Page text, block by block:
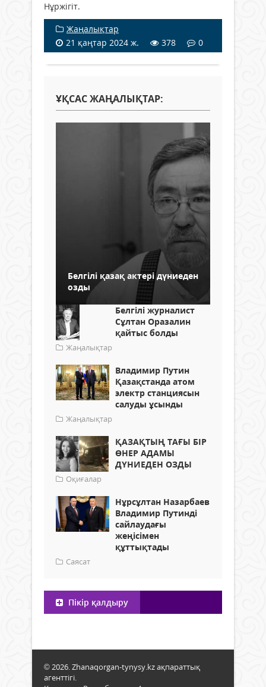
Нұржігіт.
Жаңалықтар
21 қаңтар 2024 ж.
378 0
ҰҚСАС ЖАҢАЛЫҚТАР:
Белгілі қазақ актері дүниеден
озды
Белгілі журналист
Сұлтан Оразалин
қайтыс болды
Жаңалықтар
Владимир Путин
Қазақстанда атом
электр станциясын
салуды ұсынды
Жаңалықтар
ҚАЗАҚТЫҢ ТАҒЫ БІР
ӨНЕР АДАМЫ
ДҮНИЕДЕН ОЗДЫ
Оқиғалар
Нұрсұлтан Назарбаев
Владимир Путинді
сайлаудағы
жеңісімен
құттықтады
Саясат
Пікір қалдыру
© 2026. Zhanaqorgan-tynysy.kz ақпараттық
агенттігі.